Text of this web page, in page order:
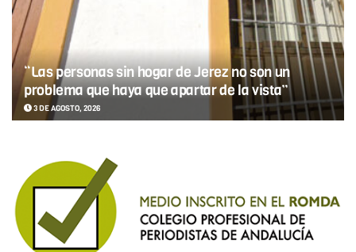
“Las personas sin hogar de Jerez no son un
problema que haya que apartar de la vista”
3 DE AGOSTO, 2026